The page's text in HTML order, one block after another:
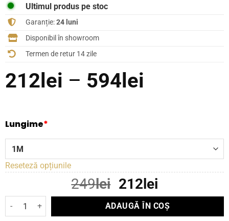
Ultimul produs pe stoc
Garanție:24 luni
Disponibil în showroom
Termen de retur 14 zile
212 lei – 594 lei
212lei
până
la
594lei
*
Lungime
Reseteză opțiunile
249lei Prețul
inițial
a
212leiPrețul
curent
este:
Cantitate Cablu SUPRA HDMI-HDMI 2.0 UHD4K
ADAUGĂ ÎN COȘ